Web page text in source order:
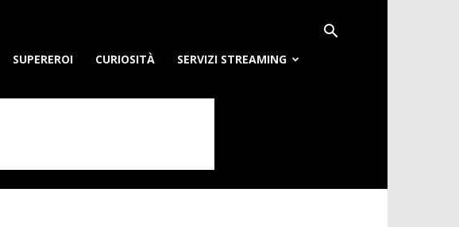
SUPEREROI CURIOSITÀ SERVIZI STREAMING